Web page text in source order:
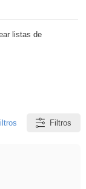
listas de
Filtros